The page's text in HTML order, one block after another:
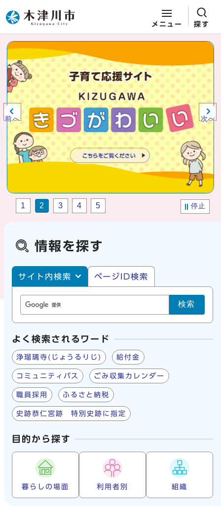
ページの先頭です
メニュー 探す
ここから本文です
ビジュアルエリア。木津川市役所か
らの紹介、お知らせ。
前へ 次へ
停止
1 2 3 4 5
情報を探す
サイト内・ページID検索
サイト内検索 ページID検索
検索
よく検索されるワード
浄瑠璃寺(じょうるりじ) 給付金
コミュニティバス ごみ収集カレンダー
職員採用 ふるさと納税
史跡恭仁宮跡 特別史跡に指定
目的から探す
暮らしの場面 利用者別 組織